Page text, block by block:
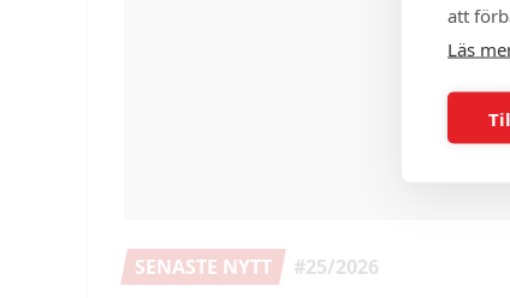
att
Läs
SENASTE NYTT #25/2026